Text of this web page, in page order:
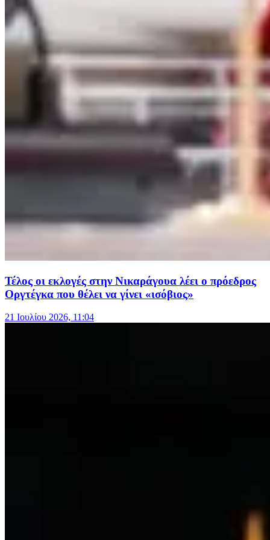
Τέλος οι εκλογές στην Νικαράγουα λέει ο πρόεδρος
Οργτέγκα που θέλει να γίνει «ισόβιος»
21 Ιουλίου 2026, 11:04